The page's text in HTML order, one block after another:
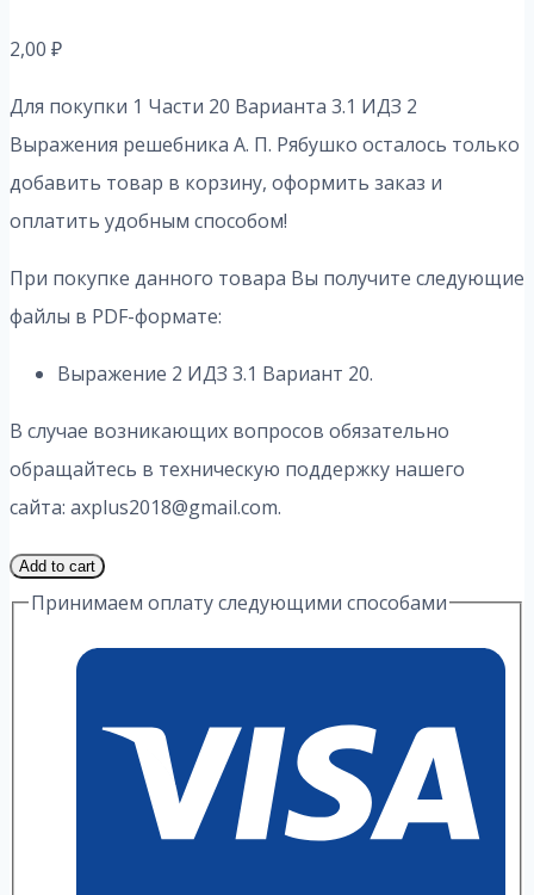
2,00 ₽
Для покупки 1 Части 20 Варианта 3.1 ИДЗ 2
Выражения решебника А. П. Рябушко осталось только
добавить товар в корзину, оформить заказ и
оплатить удобным способом!
При покупке данного товара Вы получите следующие
файлы в PDF-формате:
Выражение 2 ИДЗ 3.1 Вариант 20.
В случае возникающих вопросов обязательно
обращайтесь в техническую поддержку нашего
сайта: axplus2018@gmail.com.
1
Часть
Add to cart
Принимаем оплату следующими способами